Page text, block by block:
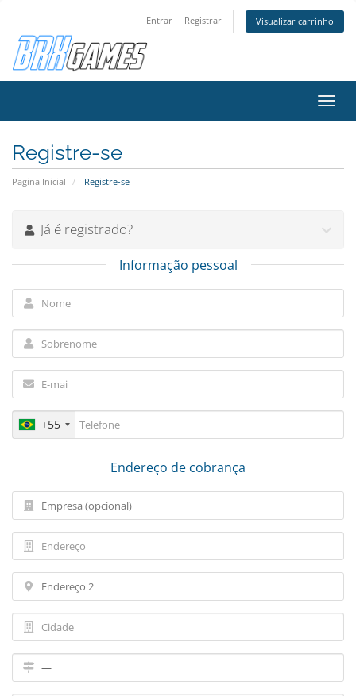
Entrar Registrar Visualizar carrinho
Registre-se
Pagina Inicial Registre-se
Já é registrado?
Informação pessoal
+55
Endereço de cobrança